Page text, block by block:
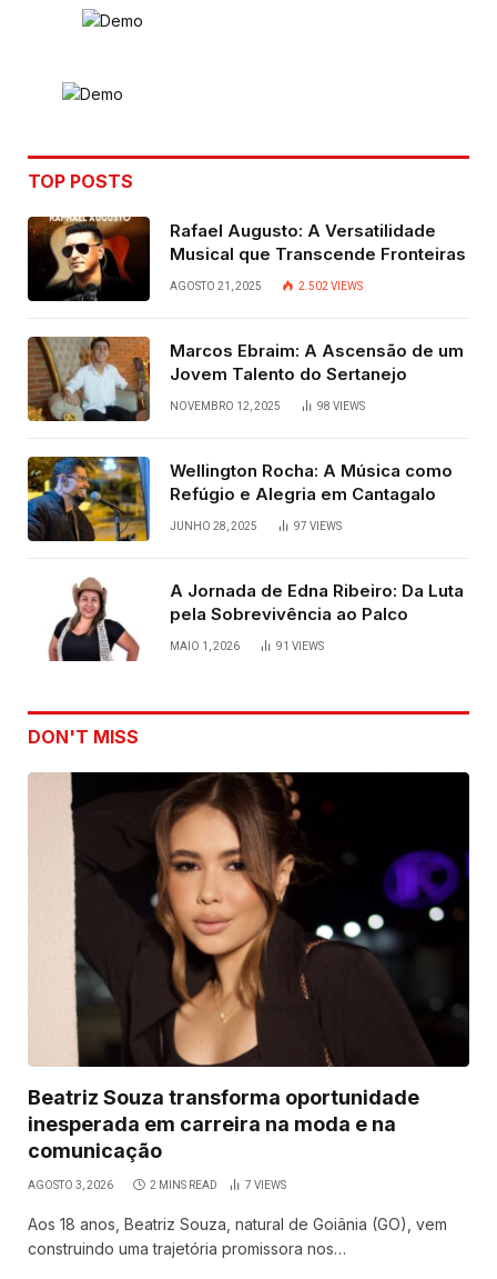
TOP POSTS
Rafael Augusto: A Versatilidade
Musical que Transcende Fronteiras
AGOSTO 21, 2025 2.502 VIEWS
Marcos Ebraim: A Ascensão de um
Jovem Talento do Sertanejo
NOVEMBRO 12, 2025 98 VIEWS
Wellington Rocha: A Música como
Refúgio e Alegria em Cantagalo
JUNHO 28, 2025 97 VIEWS
A Jornada de Edna Ribeiro: Da Luta
pela Sobrevivência ao Palco
MAIO 1, 2026 91 VIEWS
DON'T MISS
Beatriz Souza transforma oportunidade
inesperada em carreira na moda e na
comunicação
AGOSTO 3, 2026 2 MINS READ 7 VIEWS
Aos 18 anos, Beatriz Souza, natural de Goiânia (GO), vem
construindo uma trajetória promissora nos…